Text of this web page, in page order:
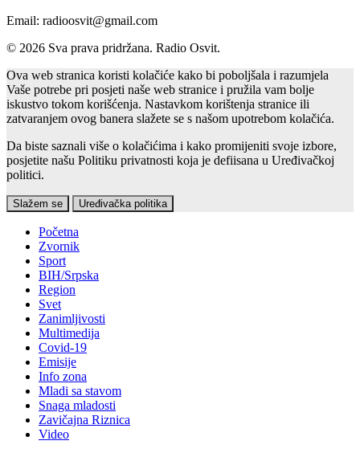
Email: radioosvit@gmail.com
© 2026 Sva prava pridržana. Radio Osvit.
Ova web stranica koristi kolačiće kako bi poboljšala i razumjela
Vaše potrebe pri posjeti naše web stranice i pružila vam bolje
iskustvo tokom korišćenja. Nastavkom korištenja stranice ili
zatvaranjem ovog banera slažete se s našom upotrebom kolačića.
Da biste saznali više o kolačićima i kako promijeniti svoje izbore,
posjetite našu Politiku privatnosti koja je defiisana u Uređivačkoj
politici.
Slažem se Uređivačka politika
Početna
Zvornik
Sport
BIH/Srpska
Region
Svet
Zanimljivosti
Multimedija
Covid-19
Emisije
Info zona
Mladi sa stavom
Snaga mladosti
Zavičajna Riznica
Video